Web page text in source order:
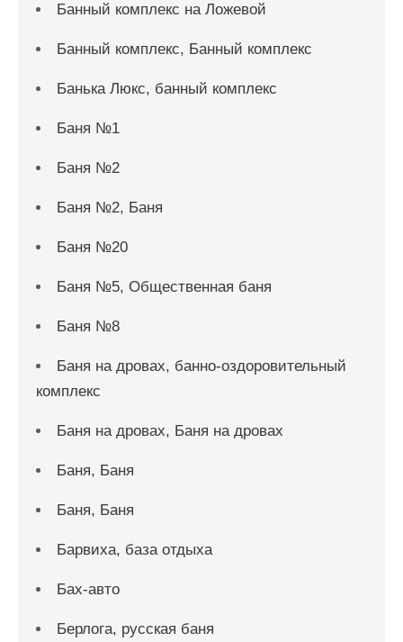
Банный комплекс на Ложевой
Банный комплекс, Банный комплекс
Банька Люкс, банный комплекс
Баня №1
Баня №2
Баня №2, Баня
Баня №20
Баня №5, Общественная баня
Баня №8
Баня на дровах, банно-оздоровительный
комплекс
Баня на дровах, Баня на дровах
Баня, Баня
Баня, Баня
Барвиха, база отдыха
Бах-авто
Берлога, русская баня